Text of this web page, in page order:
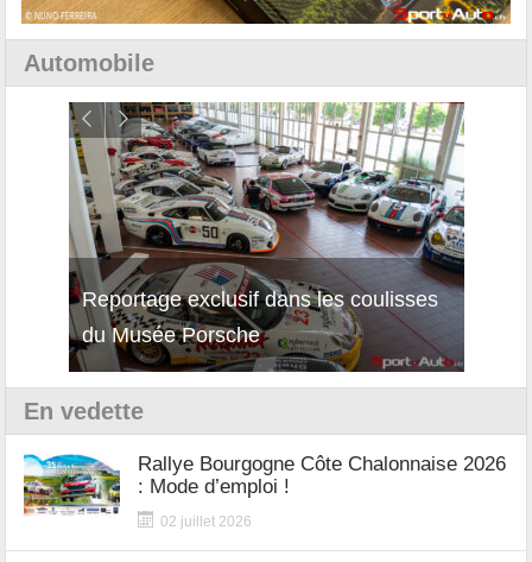
Automobile
Reportage exclusif dans les coulisses
du Musée Porsche
En vedette
Rallye Bourgogne Côte Chalonnaise 2026
: Mode d’emploi !
02 juillet 2026